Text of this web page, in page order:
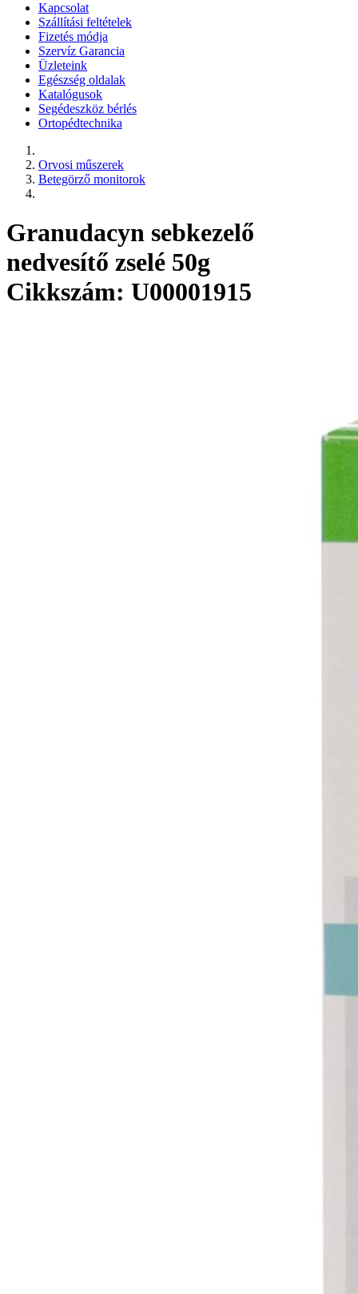
Kapcsolat
Szállítási feltételek
Fizetés módja
Szervíz Garancia
Üzleteink
Egészség oldalak
Katalógusok
Segédeszköz bérlés
Ortopédtechnika
Orvosi műszerek
Betegörző monitorok
Granudacyn sebkezelő
nedvesítő zselé 50g
Cikkszám: U00001915